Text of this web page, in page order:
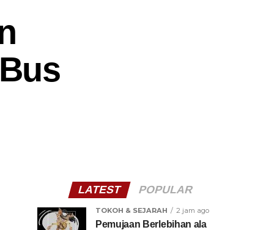
LATEST POPULAR
TOKOH & SEJARAH 2 jam ago
Pemujaan Berlebihan ala